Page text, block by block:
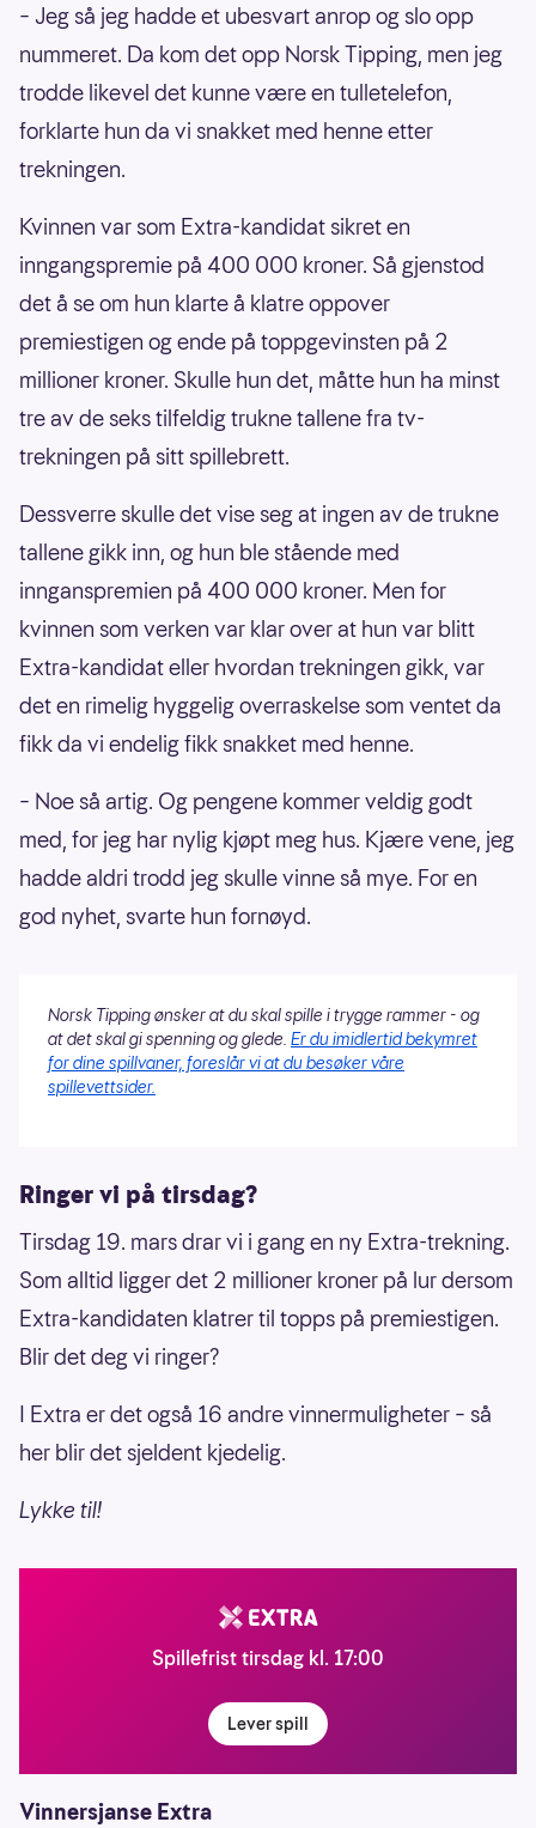
– Jeg så jeg hadde et ubesvart anrop og slo opp
nummeret. Da kom det opp Norsk Tipping, men jeg
trodde likevel det kunne være en tulletelefon,
forklarte hun da vi snakket med henne etter
trekningen.
Kvinnen var som Extra-kandidat sikret en
inngangspremie på 400 000 kroner. Så gjenstod
det å se om hun klarte å klatre oppover
premiestigen og ende på toppgevinsten på 2
millioner kroner. Skulle hun det, måtte hun ha minst
tre av de seks tilfeldig trukne tallene fra tv-
trekningen på sitt spillebrett.
Dessverre skulle det vise seg at ingen av de trukne
tallene gikk inn, og hun ble stående med
innganspremien på 400 000 kroner. Men for
kvinnen som verken var klar over at hun var blitt
Extra-kandidat eller hvordan trekningen gikk, var
det en rimelig hyggelig overraskelse som ventet da
fikk da vi endelig fikk snakket med henne.
– Noe så artig. Og pengene kommer veldig godt
med, for jeg har nylig kjøpt meg hus. Kjære vene, jeg
hadde aldri trodd jeg skulle vinne så mye. For en
god nyhet, svarte hun fornøyd.
Norsk Tipping ønsker at du skal spille i trygge rammer - og
at det skal gi spenning og glede. Er du imidlertid bekymret
for dine spillvaner, foreslår vi at du besøker våre
spillevettsider.
Ringer vi på tirsdag?
Tirsdag 19. mars drar vi i gang en ny Extra-trekning.
Som alltid ligger det 2 millioner kroner på lur dersom
Extra-kandidaten klatrer til topps på premiestigen.
Blir det deg vi ringer?
I Extra er det også 16 andre vinnermuligheter – så
her blir det sjeldent kjedelig.
Lykke til!
Spillefrist tirsdag kl. 17:00
Lever spill
Vinnersjanse Extra